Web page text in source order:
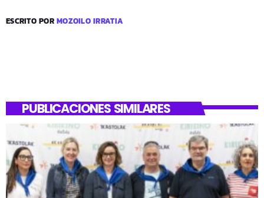
ESCRITO PORMOZOILO IRRATIA
PUBLICACIONES SIMILARES